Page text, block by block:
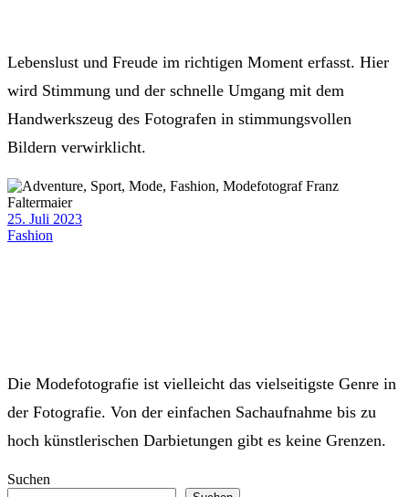
Lebenslust und Freude im richtigen Moment erfasst. Hier
wird Stimmung und der schnelle Umgang mit dem
Handwerkszeug des Fotografen in stimmungsvollen
Bildern verwirklicht.
25. Juli 2023
Fashion
Die Modefotografie ist vielleicht das vielseitigste Genre in
der Fotografie. Von der einfachen Sachaufnahme bis zu
hoch künstlerischen Darbietungen gibt es keine Grenzen.
Suchen